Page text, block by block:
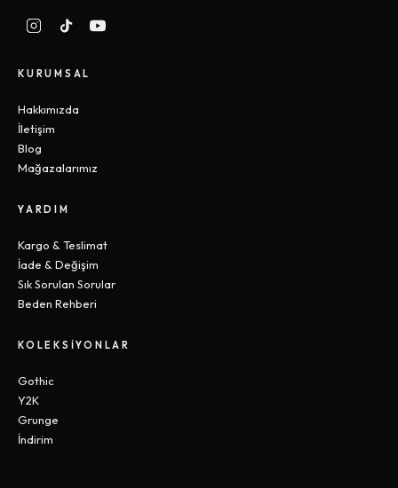
KURUMSAL
Hakkımızda
İletişim
Blog
Mağazalarımız
YARDIM
Kargo & Teslimat
İade & Değişim
Sık Sorulan Sorular
Beden Rehberi
KOLEKSIYONLAR
Gothic
Y2K
Grunge
İndirim